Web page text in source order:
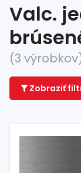
Kované
Zábradlia a
Bránovésystémy
Automatizácia
Hutnícky
Valc.
(3
Zobraziť